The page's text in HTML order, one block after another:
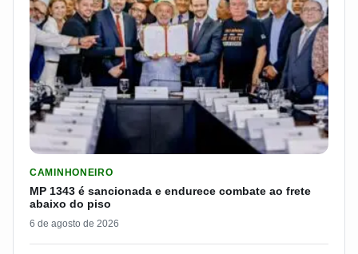
CAMINHONEIRO
MP 1343 é sancionada e endurece combate ao frete
abaixo do piso
6 de agosto de 2026